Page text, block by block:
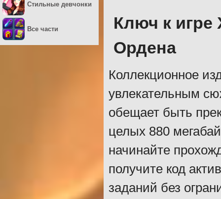
Ключ к игре
Ордена
Коллекционное
увлекательным
обещает быть
целых 880
начинайте
получите код
заданий без
Стильные девчонки
Все части